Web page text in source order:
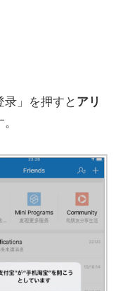
」を押すと アリ